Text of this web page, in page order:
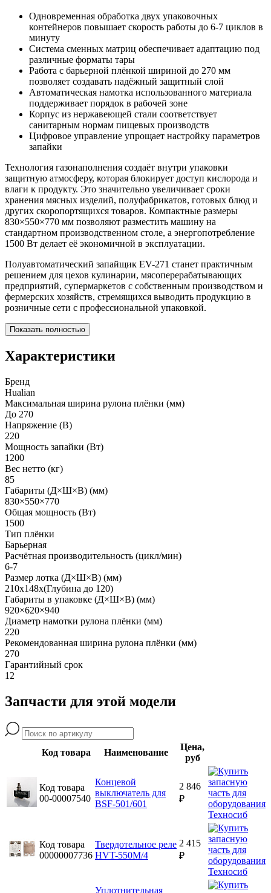
Одновременная обработка двух упаковочных
контейнеров повышает скорость работы до 6-7 циклов в
минуту
Система сменных матриц обеспечивает адаптацию под
различные форматы тары
Работа с барьерной плёнкой шириной до 270 мм
позволяет создавать надёжный защитный слой
Автоматическая намотка использованного материала
поддерживает порядок в рабочей зоне
Корпус из нержавеющей стали соответствует
санитарным нормам пищевых производств
Цифровое управление упрощает настройку параметров
запайки
Технология газонаполнения создаёт внутри упаковки
защитную атмосферу, которая блокирует доступ кислорода и
влаги к продукту. Это значительно увеличивает сроки
хранения мясных изделий, полуфабрикатов, готовых блюд и
других скоропортящихся товаров. Компактные размеры
830×550×770 мм позволяют разместить машину на
стандартном производственном столе, а энергопотребление
1500 Вт делает её экономичной в эксплуатации.
Полуавтоматический запайщик EV-271 станет практичным
решением для цехов кулинарии, мясоперерабатывающих
предприятий, супермаркетов с собственным производством и
фермерских хозяйств, стремящихся выводить продукцию в
розничные сети с профессиональной упаковкой.
Показать полностью
Характеристики
Бренд
Hualian
Максимальная ширина рулона плёнки (мм)
До 270
Напряжение (В)
220
Мощность запайки (Вт)
1200
Вес нетто (кг)
85
Габариты (Д×Ш×В) (мм)
830×550×770
Общая мощность (Вт)
1500
Тип плёнки
Барьерная
Расчётная производительность (цикл/мин)
6-7
Размер лотка (Д×Ш×В) (мм)
210х148х(Глубина до 120)
Габариты в упаковке (Д×Ш×В) (мм)
920×620×940
Диаметр намотки рулона плёнки (мм)
220
Рекомендованная ширина рулона плёнки (мм)
270
Гарантийный срок
12
Запчасти для этой модели
Код товара Наименование
Цена,
руб
Код товара
00-00007540
Концевой
выключатель для
BSF-501/601
2 846
₽
Код товара
00000007736
Твердотельное реле
HVT-550M/4
2 415
₽
Уплотнительная